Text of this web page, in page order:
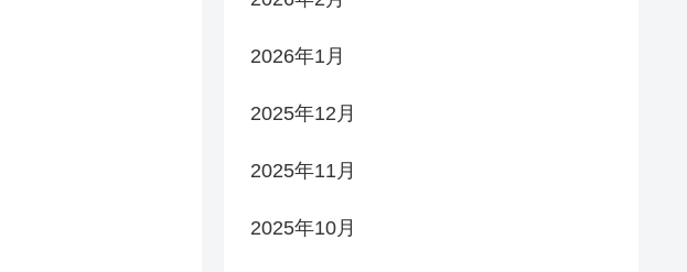
2026年1月
2025年12月
2025年11月
2025年10月